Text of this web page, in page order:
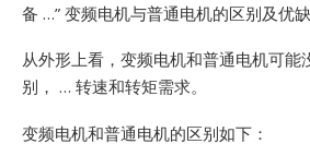
备 …” 变频电机与普通电机的区别及优缺
从外形上看，变频电机和普通电机可能
别， … 转速和转矩需求。
变频电机和普通电机的区别如下：